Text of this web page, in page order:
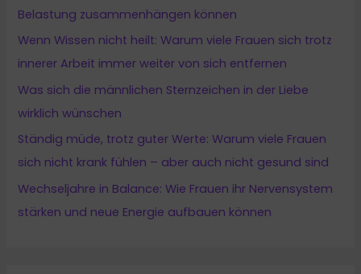
Belastung zusammenhängen können
Wenn Wissen nicht heilt: Warum viele Frauen sich trotz
innerer Arbeit immer weiter von sich entfernen
Was sich die männlichen Sternzeichen in der Liebe
wirklich wünschen
Ständig müde, trotz guter Werte: Warum viele Frauen
sich nicht krank fühlen – aber auch nicht gesund sind
Wechseljahre in Balance: Wie Frauen ihr Nervensystem
stärken und neue Energie aufbauen können